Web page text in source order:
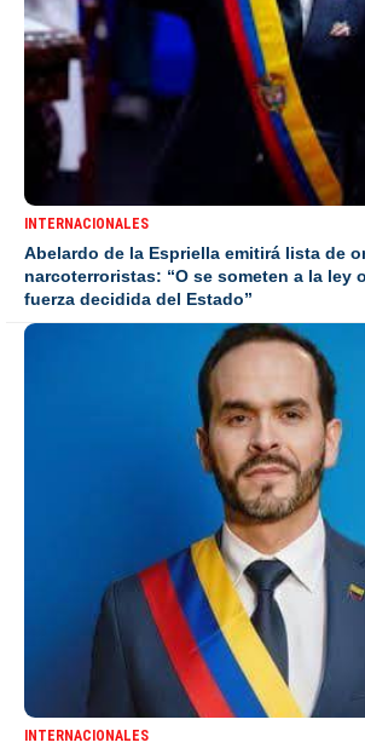
INTERNACIONALES
Abelardo de la Espriella emitirá lista de
narcoterroristas: “O se someten a la ley
fuerza decidida del Estado”
INTERNACIONALES